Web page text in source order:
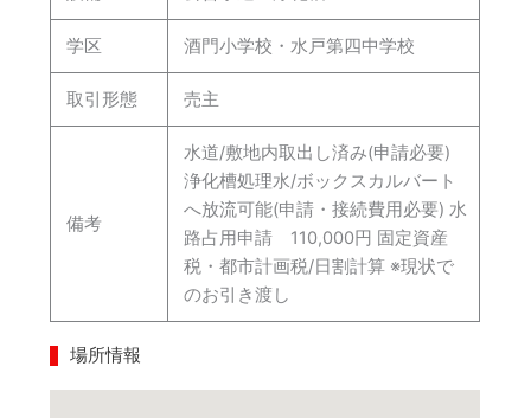
学区 酒門小学校・水戸第四中学校
取引形態 売主
備考
水道/敷地内取出し済み(申請必要)
浄化槽処理水/ボックスカルバート
へ放流可能(申請・接続費用必要) 水
路占用申請 110,000円 固定資産
税・都市計画税/日割計算 ※現状で
のお引き渡し
場所情報